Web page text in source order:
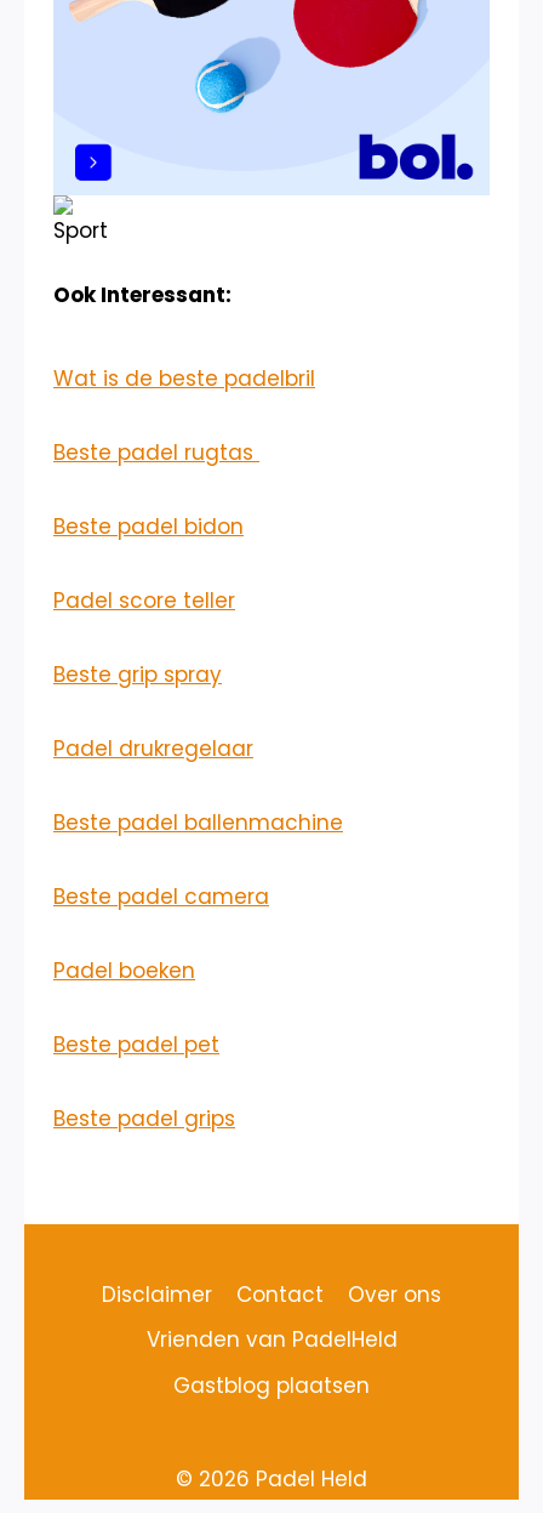
Ook Interessant:
Wat is de beste padelbril
Beste padel rugtas
Beste padel bidon
Padel score teller
Beste grip spray
Padel drukregelaar
Beste padel ballenmachine
Beste padel camera
Padel boeken
Beste padel pet
Beste padel grips
Disclaimer Contact
Over ons
Vrienden van PadelHeld
Gastblog plaatsen
© 2026 Padel Held